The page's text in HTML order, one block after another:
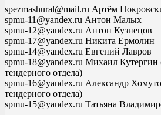
spezmashural@mail.ru Артём
spmu-11@yandex.ru Антон Малых
spmu-12@yandex.ru Антон Кузнецов
spmu-17@yandex.ru Никита Ермолин
spmu-14@yandex.ru Евгений Лавров
spmu-18@yandex.ru Михаил Кутергин
тендерного отдела)
spmu-16@yandex.ru Александр
тендерного отдела)
spmu-15@yandex.ru Татьяна